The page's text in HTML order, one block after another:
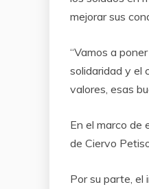
mejorar sus
“Vamos a
solidaridad y el
valores, esas
En el marco de
de Ciervo
Por su parte, el